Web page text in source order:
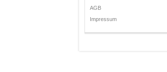
AGB
Impressum